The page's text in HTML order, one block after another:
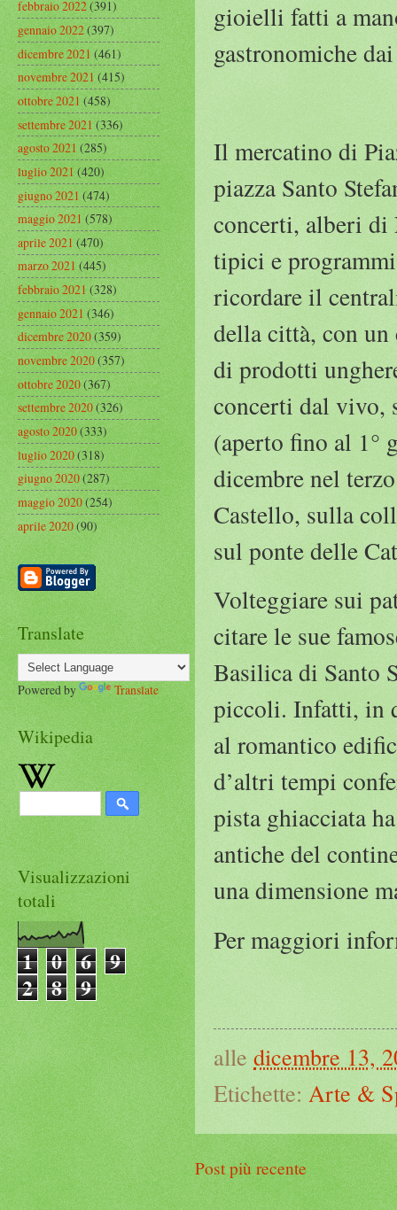
gioielli fatti a
gastronomiche
Il mercatino di
piazza Santo
concerti, alberi
tipici e
ricordare il
della città, con un
di prodotti
concerti dal vivo,
(aperto fino al 1°
dicembre nel
Castello, sulla
sul ponte delle
Volteggiare sui
citare le sue
Basilica di Santo
piccoli. Infatti, in
al romantico
d’altri tempi
pista ghiacciata
antiche del
una dimensione
Per maggiori
alle dicembre 13,
Etichette: Arte &
Post più recente
febbraio 2022(391)
gennaio 2022(397)
dicembre 2021(461)
novembre 2021(415)
ottobre 2021(458)
settembre 2021(336)
agosto 2021(285)
luglio 2021(420)
giugno 2021(474)
maggio 2021(578)
aprile 2021(470)
marzo 2021(445)
febbraio 2021(328)
gennaio 2021(346)
dicembre 2020(359)
novembre 2020(357)
ottobre 2020(367)
settembre 2020(326)
agosto 2020(333)
luglio 2020(318)
giugno 2020(287)
maggio 2020(254)
aprile 2020(90)
Translate
Powered by Translate
Wikipedia
Visualizzazioni
totali
1 0 6 9
2 8 9